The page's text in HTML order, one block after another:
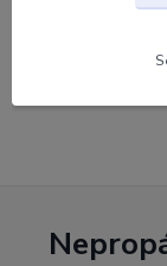
Zboží